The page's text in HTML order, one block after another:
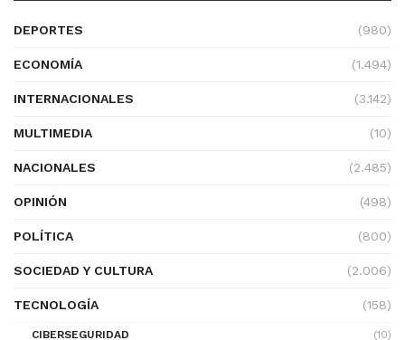
DEPORTES (980)
ECONOMÍA (1.494)
INTERNACIONALES (3.142)
MULTIMEDIA (10)
NACIONALES (2.485)
OPINIÓN (498)
POLÍTICA (800)
SOCIEDAD Y CULTURA (2.006)
TECNOLOGÍA (158)
CIBERSEGURIDAD
(10)